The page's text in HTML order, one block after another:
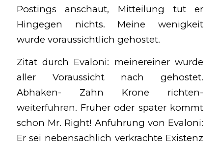
Postings anschaut, Mitteilung tut er
Hingegen nichts. Meine wenigkeit
wurde voraussichtlich gehostet.
Zitat durch Evaloni: meinereiner wurde
aller Voraussicht nach gehostet.
Abhaken- Zahn Krone richten-
weiterfuhren. Fruher oder spater kommt
schon Mr. Right! Anfuhrung von Evaloni:
Er sei nebensachlich verkrachte Existenz